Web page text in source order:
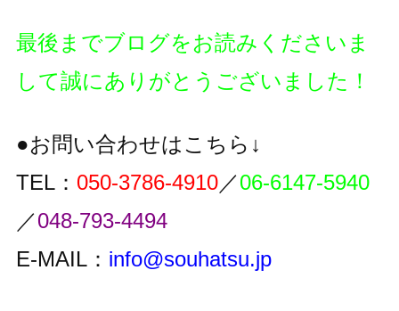
最後までブログをお読みくださいま
して誠にありがとうございました！
●お問い合わせはこちら↓
TEL： 050-3786-4910／06-6147-5940
／048-793-4494
E-MAIL： info@souhatsu.jp